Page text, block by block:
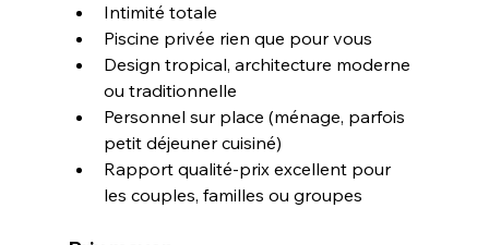
Intimité totale
Piscine privée rien que pour vous
Design tropical, architecture moderne
ou traditionnelle
Personnel sur place (ménage, parfois
petit déjeuner cuisiné)
Rapport qualité-prix excellent pour
les couples, familles ou groupes